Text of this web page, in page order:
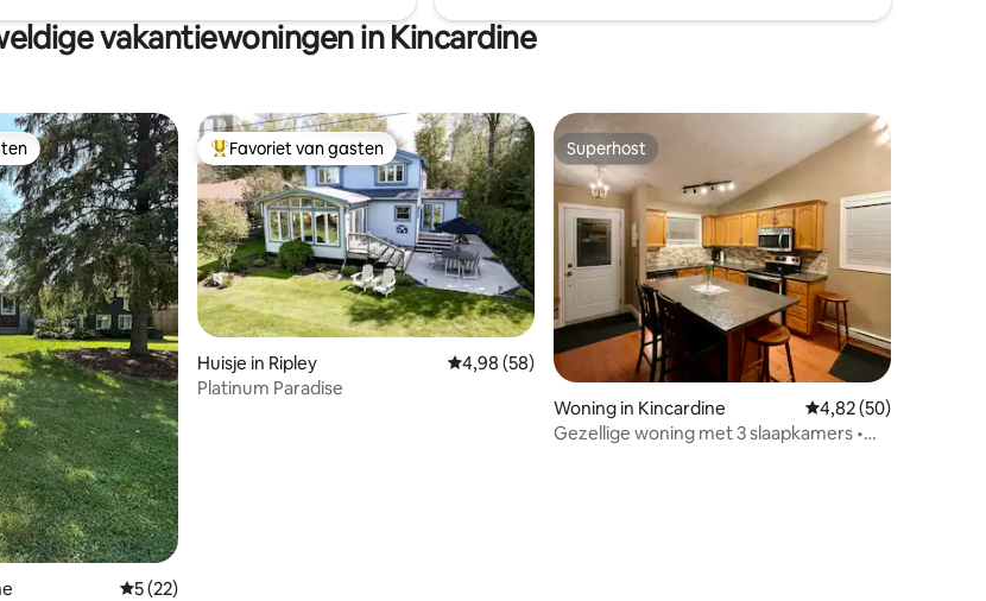
vakantiewoningen in Kincardine
uit 5, 36 recensies
Gemiddelde beoordeling van 5 uit 5, 22 recensies
5 (22)
Topfavoriet van gasten
Favoriet van gasten
Huisje in Ripley Gemiddelde beoordeling van 4,98 uit 5, 58 recensies
4,98 (58)
Platinum Paradise
Superhost
Superhost
Woning in Kincardine Gemiddelde
4,82 (50)
Gezellige woning met 3 slaapkamers •